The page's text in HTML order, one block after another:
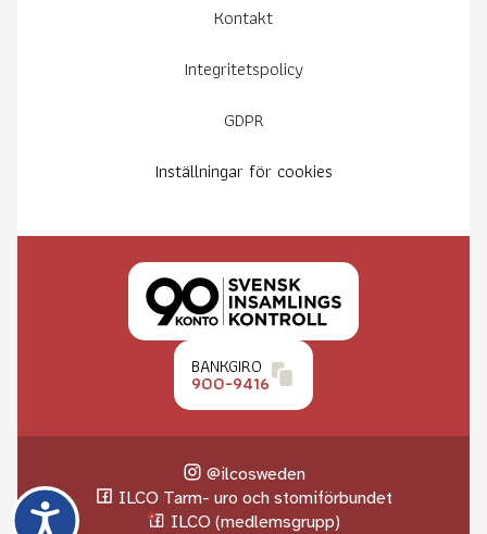
Kontakt
Integritetspolicy
GDPR
Inställningar för cookies
BANKGIRO
900-9416
@ilcosweden
ILCO Tarm- uro och stomiförbundet
ILCO (medlemsgrupp)